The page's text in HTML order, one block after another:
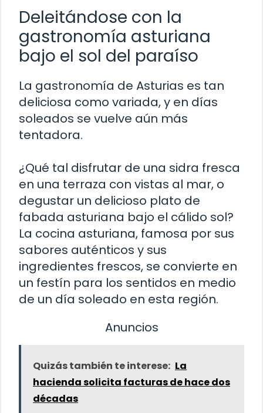
Deleitándose con la
gastronomía asturiana
bajo el sol del paraíso
La gastronomía de Asturias es tan
deliciosa como variada, y en días
soleados se vuelve aún más
tentadora.
¿Qué tal disfrutar de una sidra fresca
en una terraza con vistas al mar, o
degustar un delicioso plato de
fabada asturiana bajo el cálido sol?
La cocina asturiana, famosa por sus
sabores auténticos y sus
ingredientes frescos, se convierte en
un festín para los sentidos en medio
de un día soleado en esta región.
Anuncios
Quizás también te interese: La
hacienda solicita facturas de hace dos
décadas